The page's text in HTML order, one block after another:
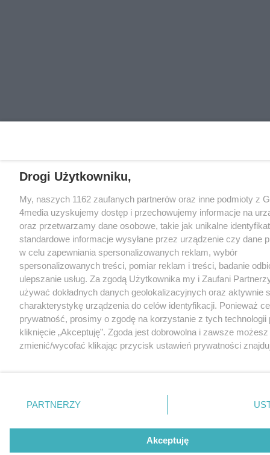
Drogi Użytkowniku,
My, naszych 1162 zaufanych partnerów oraz inne podmioty z
4media uzyskujemy dostęp i przechowujemy informacje na
oraz przetwarzamy dane osobowe, takie jak unikalne
standardowe informacje wysyłane przez urządzenie czy dane
w celu zapewniania spersonalizowanych reklam, wybór
spersonalizowanych treści, pomiar reklam i treści, badanie
ulepszanie usług. Za zgodą Użytkownika my i Zaufani
używać dokładnych danych geolokalizacyjnych oraz aktywnie
charakterystykę urządzenia do celów identyfikacji. Ponieważ
prywatność, prosimy o zgodę na korzystanie z tych technologii
kliknięcie „Akceptuję”. Zgoda jest dobrowolna i zawsze możesz
zmienić/wycofać klikając przycisk ustawień prywatności
Zapoznaj się z poniższymi informacjami, abyś mógł świadomie
informacje dotyczące przetwarzania Twoich danych
. oraz po kliknięciu w „Ustawienia”.
PARTNERZY
Akceptuję